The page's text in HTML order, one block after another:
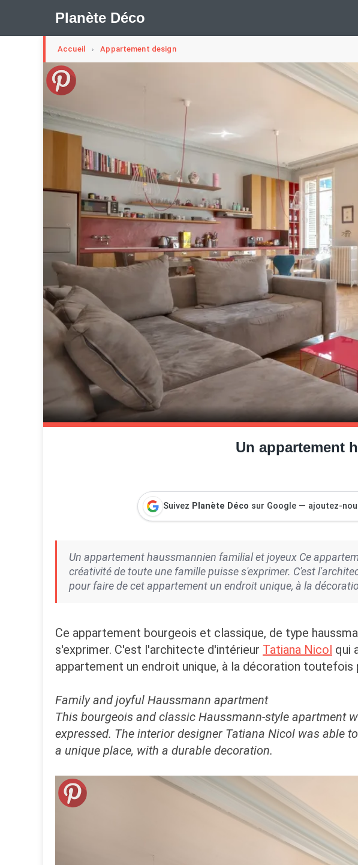
Planète Déco
🛍︎ Shop Planète Déco
Appartement Design Design Suédois En
Méli-Mélo Suédois
Publi Reportage Tendance Interieurs Scandinaves
Maison Appartement Écologique
Maison Container/container House Maison
Question De Style
Renovation Revue De Week End Tiny House
Accueil › Appartement design
Un appartement
Suivez Planète Déco sur Google — ajoutez-
Un appartement haussmannien familial et joyeux Ce
créativité de toute une famille puisse s'exprimer. C'est
pour faire de cet appartement un endroit unique, à la
Ce appartement bourgeois et classique, de type
s'exprimer. C'est l'architecte d'intérieur Tatiana Nicol qui
appartement un endroit unique, à la décoration toutefois
Family and joyful Haussmann apartment
This bourgeois and classic Haussmann-style apartment
expressed. The interior designer Tatiana Nicol was able
a unique place, with a durable decoration.